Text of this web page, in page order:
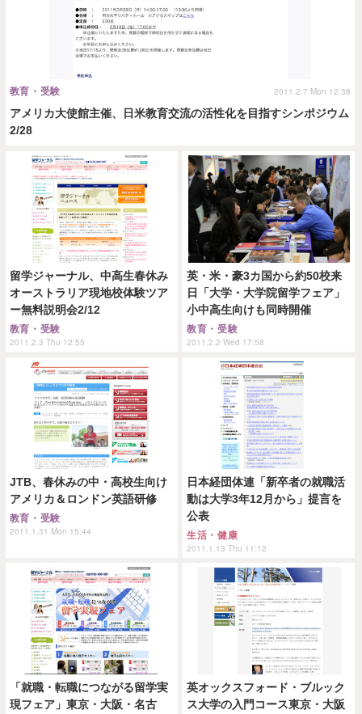
アメリカ大使館主催、日米教育交流の活性化を目指すシンポジウム
2/28
教育・受験 2011.2.7 Mon 12:38
留学ジャーナル、中高生春休み
オーストラリア現地校体験ツア
ー無料説明会2/12
教育・受験
2011.2.3 Thu 12:55
英・米・豪3カ国から約50校来
日「大学・大学院留学フェア」
小中高生向けも同時開催
教育・受験
2011.2.2 Wed 17:58
JTB、春休みの中・高校生向け
アメリカ＆ロンドン英語研修
教育・受験
2011.1.31 Mon 15:44
日本経団体連「新卒者の就職活
動は大学3年12月から」提言を
公表
生活・健康
2011.1.13 Thu 11:12
「就職・転職につながる留学実
現フェア」東京・大阪・名古
英オックスフォード・ブルック
ス大学の入門コース東京・大阪